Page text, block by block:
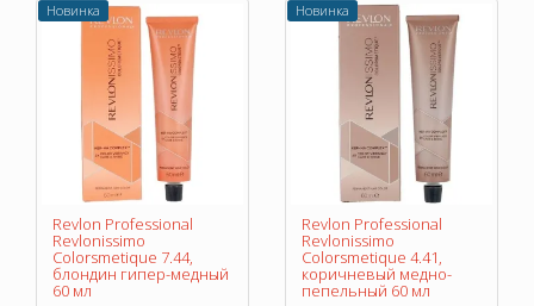
Новинка
Revlon Professional
Revlonissimo
Colorsmetique 7.44,
блондин гипер-медный
60 мл
Новинка
Revlon Professional
Revlonissimo
Colorsmetique 4.41,
коричневый медно-
пепельный 60 мл